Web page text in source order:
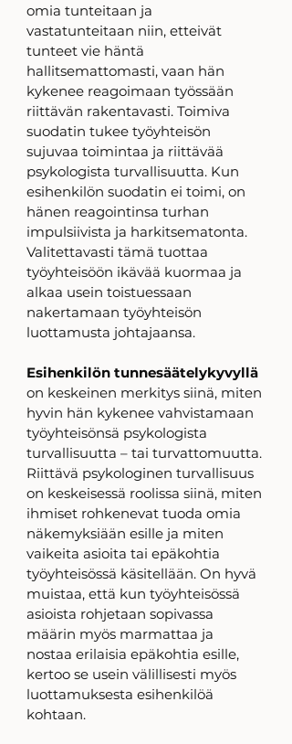
omia tunteitaan ja
vastatunteitaan niin, etteivät
tunteet vie häntä
hallitsemattomasti, vaan hän
kykenee reagoimaan työssään
riittävän rakentavasti. Toimiva
suodatin tukee työyhteisön
sujuvaa toimintaa ja riittävää
psykologista turvallisuutta. Kun
esihenkilön suodatin ei toimi, on
hänen reagointinsa turhan
impulsiivista ja harkitsematonta.
Valitettavasti tämä tuottaa
työyhteisöön ikävää kuormaa ja
alkaa usein toistuessaan
nakertamaan työyhteisön
luottamusta johtajaansa.
Esihenkilön tunnesäätelykyvyllä
on keskeinen merkitys siinä, miten
hyvin hän kykenee vahvistamaan
työyhteisönsä psykologista
turvallisuutta – tai turvattomuutta.
Riittävä psykologinen turvallisuus
on keskeisessä roolissa siinä, miten
ihmiset rohkenevat tuoda omia
näkemyksiään esille ja miten
vaikeita asioita tai epäkohtia
työyhteisössä käsitellään. On hyvä
muistaa, että kun työyhteisössä
asioista rohjetaan sopivassa
määrin myös marmattaa ja
nostaa erilaisia epäkohtia esille,
kertoo se usein välillisesti myös
luottamuksesta esihenkilöä
kohtaan.